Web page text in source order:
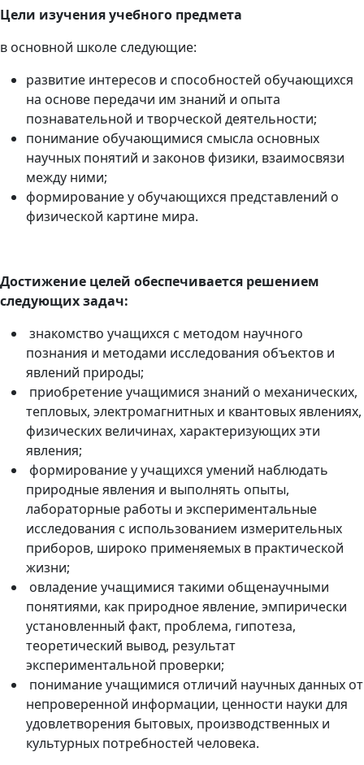
Цели изучения учебного предмета
в основной школе следующие:
развитие интересов и способностей обучающихся
на основе передачи им знаний и опыта
познавательной и творческой деятельности;
понимание обучающимися смысла основных
научных понятий и законов физики, взаимосвязи
между ними;
формирование у обучающихся представлений о
физической картине мира.
Достижение целей обеспечивается решением
следующих задач:
знакомство учащихся с методом научного
познания и методами исследования объектов и
явлений природы;
приобретение учащимися знаний о механических,
тепловых, электромагнитных и квантовых явлениях,
физических величинах, характеризующих эти
явления;
формирование у учащихся умений наблюдать
природные явления и выполнять опыты,
лабораторные работы и экспериментальные
исследования с использованием измерительных
приборов, широко применяемых в практической
жизни;
овладение учащимися такими общенаучными
понятиями, как природное явление, эмпирически
установленный факт, проблема, гипотеза,
теоретический вывод, результат
экспериментальной проверки;
понимание учащимися отличий научных данных от
непроверенной информации, ценности науки для
удовлетворения бытовых, производственных и
культурных потребностей человека.